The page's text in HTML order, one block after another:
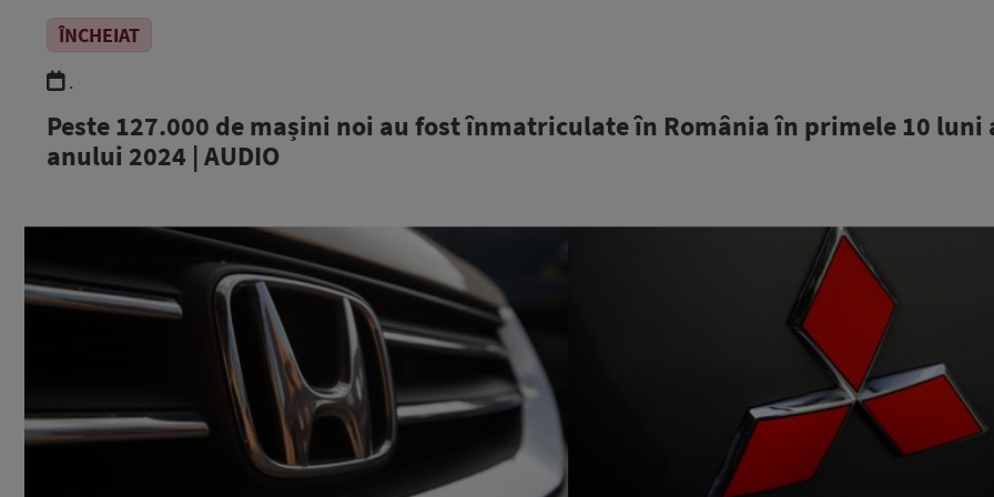
ÎNCHEIAT
.
Peste 127.000 de mașini noi au fost înmatriculate în România în primele 10 luni
anului 2024 | AUDIO